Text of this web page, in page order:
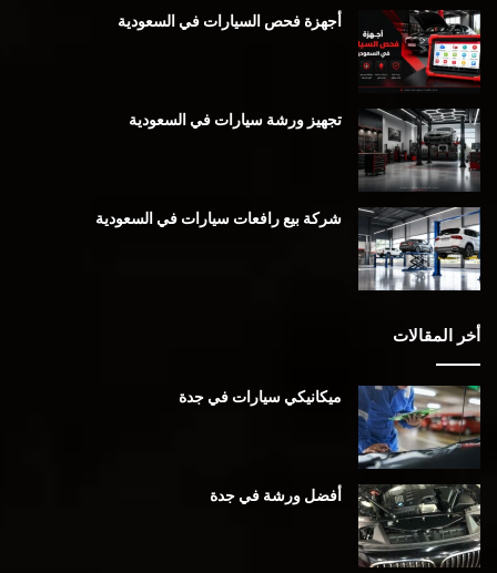
أجهزة فحص السيارات في السعودية
تجهيز ورشة سيارات في السعودية
شركة بيع رافعات سيارات في السعودية
أخر المقالات
ميكانيكي سيارات في جدة
أفضل ورشة في جدة